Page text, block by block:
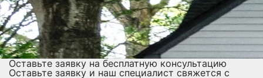
Оставьте заявку на бесплатную консультацию
Оставьте заявку и наш специалист свяжется с